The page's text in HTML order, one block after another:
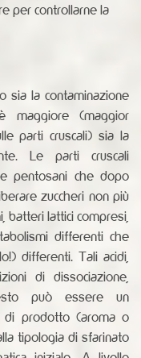
per controllarne la
sia la contaminazione
maggiore (maggior
parti cruscali) sia la
Le parti cruscali
pentosani che dopo
zuccheri non più
batteri lattici compresi,
differenti che
differenti. Tali acidi,
di dissociazione,
può essere un
prodotto (aroma o
tipologia di sfarinato